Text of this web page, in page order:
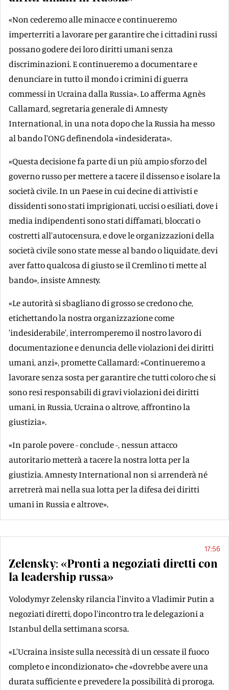
«Non cederemo alle minacce e continueremo
imperterriti a lavorare per garantire che i cittadini russi
possano godere dei loro diritti umani senza
discriminazioni. E continueremo a documentare e
denunciare in tutto il mondo i crimini di guerra
commessi in Ucraina dalla Russia». Lo afferma Agnès
Callamard, segretaria generale di Amnesty
International, in una nota dopo che la Russia ha messo
al bando l'ONG definendola «indesiderata».
«Questa decisione fa parte di un più ampio sforzo del
governo russo per mettere a tacere il dissenso e isolare la
società civile. In un Paese in cui decine di attivisti e
dissidenti sono stati imprigionati, uccisi o esiliati, dove i
media indipendenti sono stati diffamati, bloccati o
costretti all'autocensura, e dove le organizzazioni della
società civile sono state messe al bando o liquidate, devi
aver fatto qualcosa di giusto se il Cremlino ti mette al
bando», insiste Amnesty.
«Le autorità si sbagliano di grosso se credono che,
etichettando la nostra organizzazione come
'indesiderabile', interromperemo il nostro lavoro di
documentazione e denuncia delle violazioni dei diritti
umani, anzi», promette Callamard: «Continueremo a
lavorare senza sosta per garantire che tutti coloro che si
sono resi responsabili di gravi violazioni dei diritti
umani, in Russia, Ucraina o altrove, affrontino la
giustizia».
«In parole povere - conclude -, nessun attacco
autoritario metterà a tacere la nostra lotta per la
giustizia. Amnesty International non si arrenderà né
arretrerà mai nella sua lotta per la difesa dei diritti
umani in Russia e altrove».
17:56
Zelensky: «Pronti a negoziati diretti con
la leadership russa»
Volodymyr Zelensky rilancia l'invito a Vladimir Putin a
negoziati diretti, dopo l'incontro tra le delegazioni a
Istanbul della settimana scorsa.
«L'Ucraina insiste sulla necessità di un cessate il fuoco
completo e incondizionato» che «dovrebbe avere una
durata sufficiente e prevedere la possibilità di proroga.